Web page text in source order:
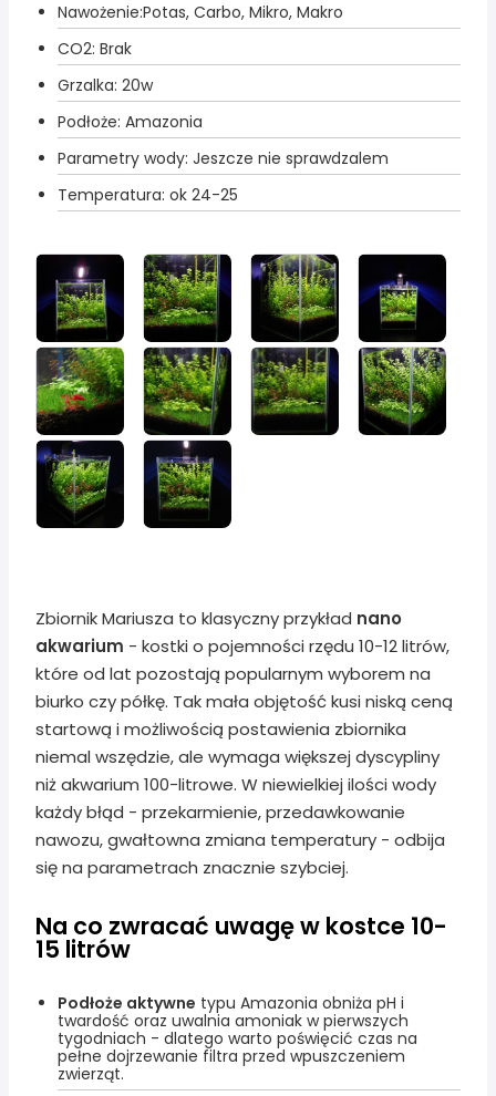
Nawożenie:Potas, Carbo, Mikro, Makro
CO2: Brak
Grzalka: 20w
Podłoże: Amazonia
Parametry wody: Jeszcze nie sprawdzalem
Temperatura: ok 24-25
Zbiornik Mariusza to klasyczny przykład nano
akwarium - kostki o pojemności rzędu 10-12 litrów,
które od lat pozostają popularnym wyborem na
biurko czy półkę. Tak mała objętość kusi niską ceną
startową i możliwością postawienia zbiornika
niemal wszędzie, ale wymaga większej dyscypliny
niż akwarium 100-litrowe. W niewielkiej ilości wody
każdy błąd - przekarmienie, przedawkowanie
nawozu, gwałtowna zmiana temperatury - odbija
się na parametrach znacznie szybciej.
Na co zwracać uwagę w kostce 10-
15 litrów
Podłoże aktywne typu Amazonia obniża pH i
twardość oraz uwalnia amoniak w pierwszych
tygodniach - dlatego warto poświęcić czas na
pełne dojrzewanie filtra przed wpuszczeniem
zwierząt.